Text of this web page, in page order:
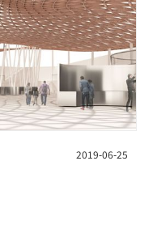
2019-06-25